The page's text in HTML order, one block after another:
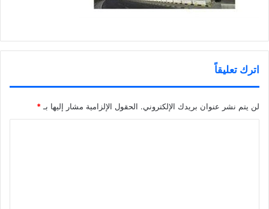
اترك تعليقاً
لن يتم نشر عنوان بريدك الإلكتروني. الحقول الإلزامية مشار إليها بـ*